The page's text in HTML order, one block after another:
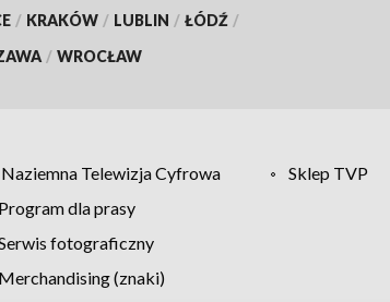
/ KRAKÓW / LUBLIN / ŁÓDŹ /
/ WROCŁAW
Naziemna Telewizja Cyfrowa
Sklep TVP
Program dla prasy
fotograficzny
Merchandising (znaki)